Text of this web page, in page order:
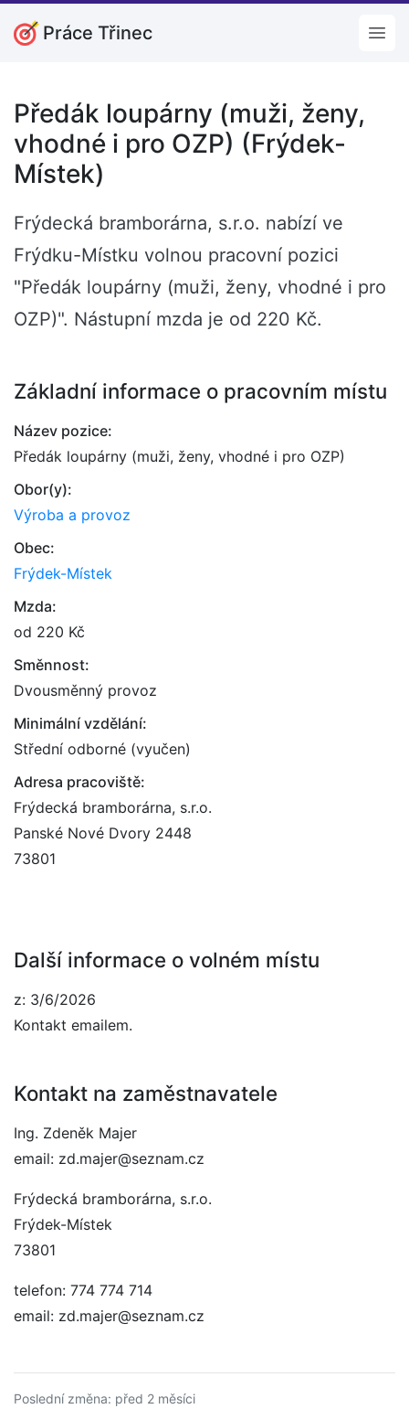
Práce Třinec
Předák loupárny (muži, ženy,
vhodné i pro OZP) (Frýdek-
Místek)
Frýdecká bramborárna, s.r.o. nabízí ve
Frýdku-Místku volnou pracovní pozici
"Předák loupárny (muži, ženy, vhodné i pro
OZP)". Nástupní mzda je od 220 Kč.
Základní informace o pracovním místu
Název pozice:
Předák loupárny (muži, ženy, vhodné i pro OZP)
Obor(y):
Výroba a provoz
Obec:
Frýdek-Místek
Mzda:
od 220 Kč
Směnnost:
Dvousměnný provoz
Minimální vzdělání:
Střední odborné (vyučen)
Adresa pracoviště:
Frýdecká bramborárna, s.r.o.
Panské Nové Dvory 2448
73801
Další informace o volném místu
z: 3/6/2026
Kontakt emailem.
Kontakt na zaměstnavatele
Ing. Zdeněk Majer
email: zd.majer@seznam.cz
Frýdecká bramborárna, s.r.o.
Frýdek-Místek
73801
telefon: 774 774 714
email: zd.majer@seznam.cz
Poslední změna: před 2 měsíci